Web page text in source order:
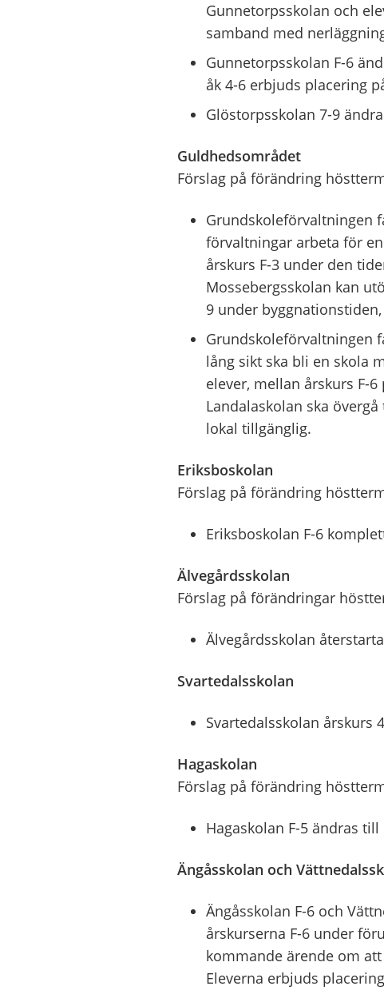
Gunnetorpsskolan och
samband med
Gunnetorpsskolan F-6
åk 4-6 erbjuds placering
Glöstorpsskolan 7-9
Guldhedsområdet
Förslag på förändring
Grundskoleförvaltningen
förvaltningar arbeta för
årskurs F-3 under den
Mossebergsskolan kan
9 under
Grundskoleförvaltningen
lång sikt ska bli en skola
elever, mellan årskurs F-
Landalaskolan ska
lokal tillgänglig.
Eriksboskolan
Förslag på förändring
Eriksboskolan F-6
Älvegårdsskolan
Förslag på förändringar
Älvegårdsskolan
Svartedalsskolan
Svartedalsskolan årskurs
Hagaskolan
Förslag på förändring
Hagaskolan F-5 ändras till
Ängåsskolan och
Ängåsskolan F-6 och
årskurserna F-6 under
kommande ärende om
Eleverna erbjuds